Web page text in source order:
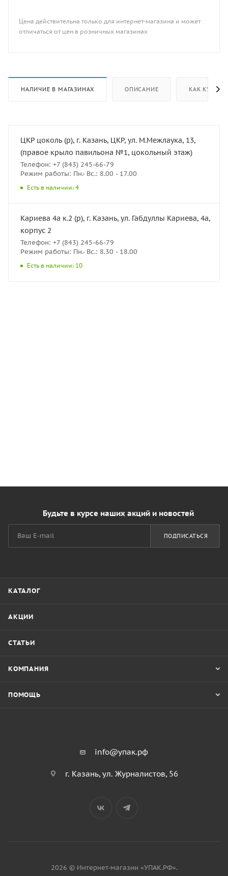
Цена действительна только для интернет-магазина и может
отличаться от цен в розничных магазинах
НАЛИЧИЕ В МАГАЗИНАХ ОПИСАНИЕ КАК КУПИТЬ
ЦКР цоколь (р), г. Казань, ЦКР, ул. М.Межлаука, 13,
(правое крыло павильона №1, цокольный этаж)
Телефон: +7 (843) 245-66-79
Режим работы: Пн.- Вс.: 8.00 - 17.00
Есть в наличии: 4
Кариева 4а к.2 (р), г. Казань, ул. Габдуллы Кариева, 4а,
корпус 2
Телефон: +7 (843) 245-66-79
Режим работы: Пн.- Вс.: 8.30 - 18.00
Есть в наличии: 10
Будьте в курсе наших акций и новостей
ПОДПИСАТЬСЯ
КАТАЛОГ
АКЦИИ
СТАТЬИ
КОМПАНИЯ
ПОМОЩЬ
info@упак.рф
г. Казань, ул. Журналистов, 56
2026 © Интернет-магазин «УПАК.РФ».